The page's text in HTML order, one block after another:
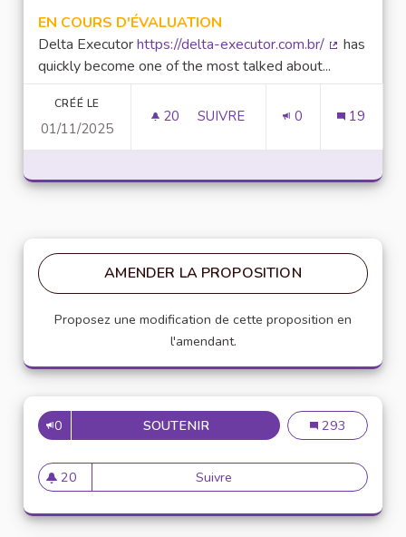
EN COURS D'ÉVALUATION
Delta Executorhttps://delta-executor.com.br/
has
quickly become one of the most talked about...
CRÉÉ LE
01/11/2025
20 20 ABONNÉS
SUIVRE 0 19
AMENDER LA PROPOSITION
Proposez une modification de cette proposition en
l'amendant.
0 SOUTENIRMISE EN PLACE DEMise en place
293
20
20 abonnés
Suivre Mise en place de référents